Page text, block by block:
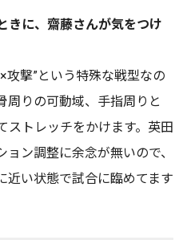
きに、齋藤さんが気をつけ
攻撃”という特殊な戦型なの
周りの可動域、手指周りと
ストレッチをかけます。英田
ン調整に余念が無いので、
近い状態で試合に臨めてます